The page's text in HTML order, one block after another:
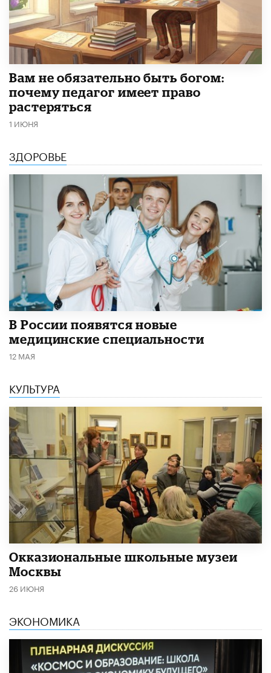
​Вам не обязательно быть богом:
почему педагог имеет право
растеряться
1 ИЮНЯ
ЗДОРОВЬЕ
В России появятся новые
медицинские специальности
12 МАЯ
КУЛЬТУРА
​Окказиональные школьные музеи
Москвы
26 ИЮНЯ
ЭКОНОМИКА